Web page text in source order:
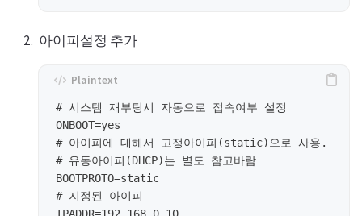
아이피설정 추가
# 시스템 재부팅시 자동으로 접속여부 설정
ONBOOT=yes
# 아이피에 대해서 고정아이피(static)으로 사용.
# 유동아이피(DHCP)는 별도 참고바람
BOOTPROTO=static
# 지정된 아이피